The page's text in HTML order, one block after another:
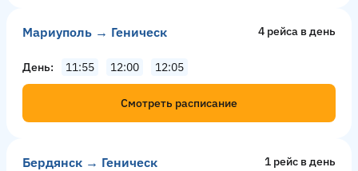
Мариуполь → Геническ 4 рейсa в день
День 11:55 12:00 12:05
Смотреть расписание
Бердянск → Геническ 1 рейс в день